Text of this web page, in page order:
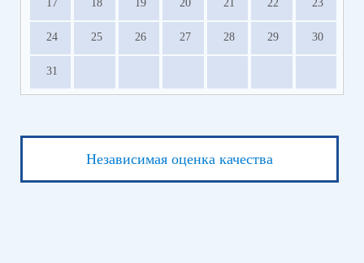
17 18 19 20 21 22 23
24 25 26 27 28 29 30
31
Независимая оценка качества